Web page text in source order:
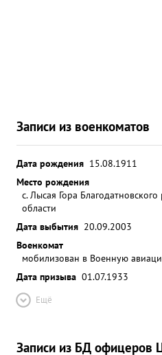
Записи из военкоматов
Дата рождения 15.08.1911
Место рождения
с. Лысая Гора
области
Дата выбытия 20.09.2003
Военкомат
мобилизован в Военную
Дата призыва 01.07.1933
Ещё
Записи из БД